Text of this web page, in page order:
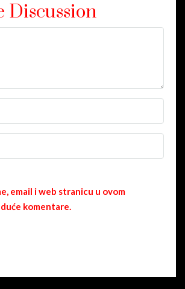
Discussion
email i web stranicu u ovom
komentare.